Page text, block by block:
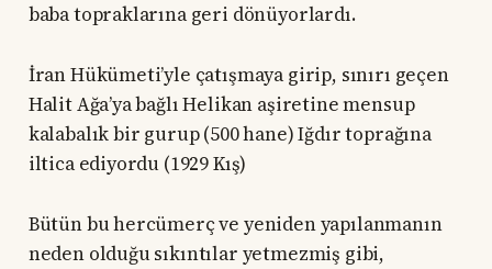
baba topraklarına geri dönüyorlardı.
İran Hükümeti’yle çatışmaya girip, sınırı geçen
Halit Ağa’ya bağlı Helikan aşiretine mensup
kalabalık bir gurup (500 hane) Iğdır toprağına
iltica ediyordu (1929 Kış)
Bütün bu hercümerç ve yeniden yapılanmanın
neden olduğu sıkıntılar yetmezmiş gibi,